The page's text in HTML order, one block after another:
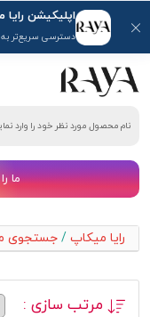
اپلیکیشن رایا
دسترسی سریع‌تر
ما
رایا میکاپ / جستجوی
مرتب سازی :